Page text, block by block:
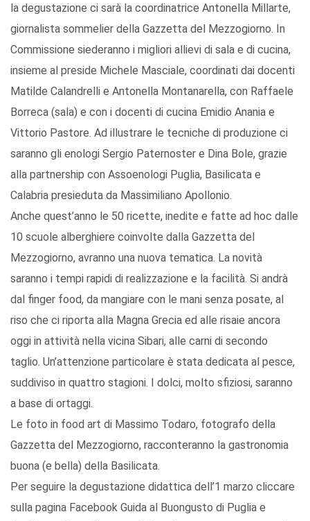
la degustazione ci sarà la coordinatrice Antonella Millarte,
giornalista sommelier della Gazzetta del Mezzogiorno. In
Commissione siederanno i migliori allievi di sala e di cucina,
insieme al preside Michele Masciale, coordinati dai docenti
Matilde Calandrelli e Antonella Montanarella, con Raffaele
Borreca (sala) e con i docenti di cucina Emidio Anania e
Vittorio Pastore. Ad illustrare le tecniche di produzione ci
saranno gli enologi Sergio Paternoster e Dina Bole, grazie
alla partnership con Assoenologi Puglia, Basilicata e
Calabria presieduta da Massimiliano Apollonio.
Anche quest’anno le 50 ricette, inedite e fatte ad hoc dalle
10 scuole alberghiere coinvolte dalla Gazzetta del
Mezzogiorno, avranno una nuova tematica. La novità
saranno i tempi rapidi di realizzazione e la facilità. Si andrà
dal finger food, da mangiare con le mani senza posate, al
riso che ci riporta alla Magna Grecia ed alle risaie ancora
oggi in attività nella vicina Sibari, alle carni di secondo
taglio. Un’attenzione particolare è stata dedicata al pesce,
suddiviso in quattro stagioni. I dolci, molto sfiziosi, saranno
a base di ortaggi.
Le foto in food art di Massimo Todaro, fotografo della
Gazzetta del Mezzogiorno, racconteranno la gastronomia
buona (e bella) della Basilicata.
Per seguire la degustazione didattica dell’1 marzo cliccare
sulla pagina Facebook Guida al Buongusto di Puglia e